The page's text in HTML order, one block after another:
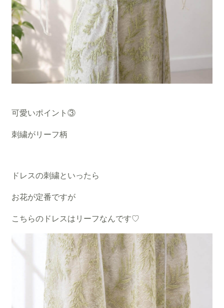
可愛いポイント③
刺繍がリーフ柄
ドレスの刺繍といったら
お花が定番ですが
こちらのドレスはリーフなんです♡